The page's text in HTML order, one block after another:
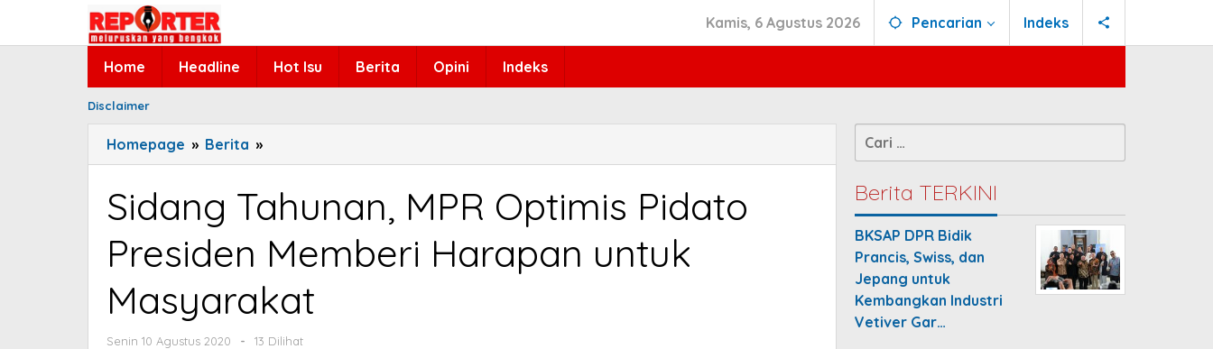
Kamis, 6 Agustus 2026 Pencarian Indeks
Home Headline Hot Isu Berita Opini Indeks
Disclaimer
Homepage » Berita »
Tahunan,
MPR
Optimis
Presiden
Harapan
untuk
Masyarakat
Sidang Tahunan, MPR Optimis Pidato
Presiden Memberi Harapan untuk
Masyarakat
Senin 10 Agustus 2020
oleh
-
13 Dilihat
Cari
untuk:
Berita TERKINI
BKSAP DPR Bidik
Prancis, Swiss, dan
Jepang untuk
Kembangkan Industri
Vetiver Gar…